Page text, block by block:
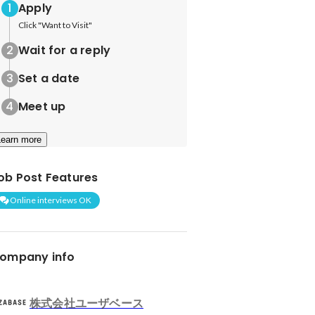
Apply
Click "Want to Visit"
Wait for a reply
Set a date
Meet up
more
Post Features
Online interviews OK
info
株式会社ユーザベース